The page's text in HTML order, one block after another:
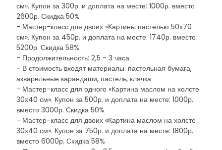
см». Купон за 300р. и доплата на месте: 1000р. вместо
2600р. Скидка 50%
- Мастер-класс для двоих «Картины пастелью 50х70
см». Купон за 450р. и доплата на месте: 1740р. вместо
5200р. Скидка 58%
- Продолжительность: 2,5 - 3 часа
- В стоимость входят материалы: пастельная бумага,
акварельные карандаши, пастель, клячка
- Мастер-класс для одного «Картина маслом на холсте
30х40 см». Купон за 500р. и доплата на месте: 1000р.
вместо 3000р. Скидка 50%
- Мастер-класс для двоих «Картина маслом на холсте
30х40 см». Купон за 750р. и доплата на месте: 1800р.
вместо 6000р. Скидка 58%